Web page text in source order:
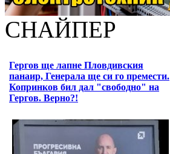
СНАЙПЕР
Гергов ще лапне Пловдивския
панаир, Генерала ще си го премести.
Копринков бил дал "свободно" на
Гергов. Верно?!